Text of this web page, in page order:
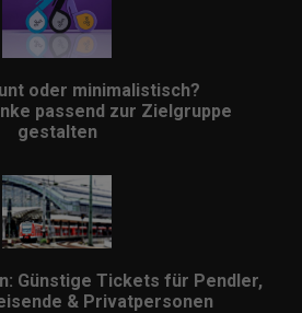
oder minimalistisch?
passend zur Zielgruppe
gestalten
Günstige Tickets für Pendler,
& Privatpersonen